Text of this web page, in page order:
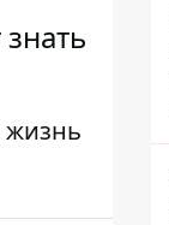
жизнь